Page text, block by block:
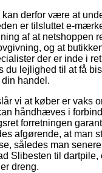
kan derfor være at
er tilsluttet e-
af at netshoppen
og at
der er inde i
du lejlighed til at få
handel.
vi at køber er vaks
håndhæves i
forretningen
afgørende, at man
således man
Slibesten til dartpile,
dreng.